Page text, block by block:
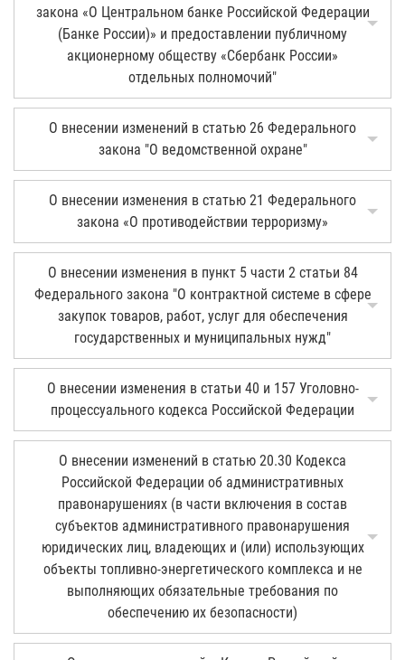
закона «О Центральном банке Российской Федерации
(Банке России)» и предоставлении публичному
акционерному обществу «Сбербанк России»
отдельных полномочий"
О внесении изменений в статью 26 Федерального
закона "О ведомственной охране"
О внесении изменения в статью 21 Федерального
закона «О противодействии терроризму»
О внесении изменения в пункт 5 части 2 статьи 84
Федерального закона "О контрактной системе в сфере
закупок товаров, работ, услуг для обеспечения
государственных и муниципальных нужд"
О внесении изменения в статьи 40 и 157 Уголовно-
процессуального кодекса Российской Федерации
О внесении изменений в статью 20.30 Кодекса
Российской Федерации об административных
правонарушениях (в части включения в состав
субъектов административного правонарушения
юридических лиц, владеющих и (или) использующих
объекты топливно-энергетического комплекса и не
выполняющих обязательные требования по
обеспечению их безопасности)